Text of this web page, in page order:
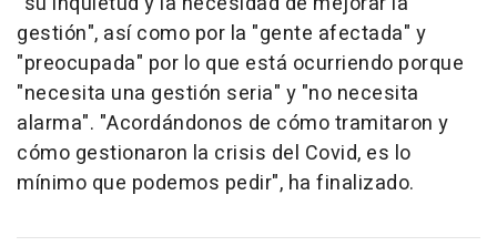
gestión", así como por la "gente afectada" y
"preocupada" por lo que está ocurriendo porque
"necesita una gestión seria" y "no necesita
alarma". "Acordándonos de cómo tramitaron y
cómo gestionaron la crisis del Covid, es lo
mínimo que podemos pedir", ha finalizado.